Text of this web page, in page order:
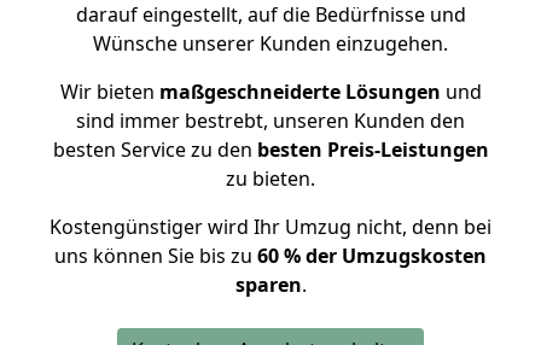
darauf eingestellt, auf die Bedürfnisse und
Wünsche unserer Kunden einzugehen.
Wir bieten maßgeschneiderte Lösungen und
sind immer bestrebt, unseren Kunden den
besten Service zu den besten Preis-Leistungen
zu bieten.
Kostengünstiger wird Ihr Umzug nicht, denn bei
uns können Sie bis zu 60 % der Umzugskosten
sparen.